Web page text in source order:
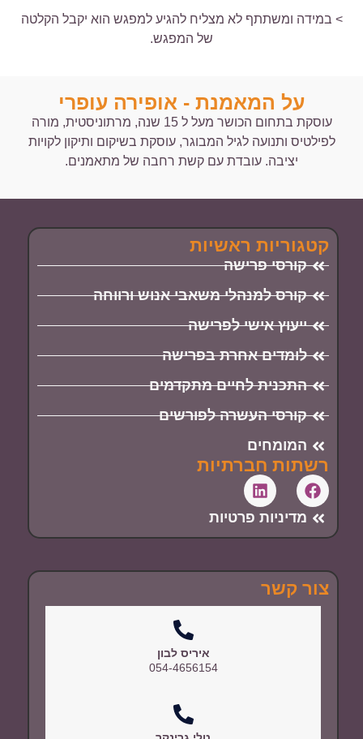
> במידה ומשתתף לא מצליח להגיע למפגש הוא יקבל הקלטה
של המפגש.
על המאמנת - אופירה עופרי
עוסקת בתחום הכושר מעל ל 15 שנה, מרתוניסטית, מורה
לפילטיס ותנועה לגיל המבוגר, עוסקת בשיקום ותיקון לקויות
יציבה. עובדת עם קשת רחבה של מתאמנים.
קטגוריות ראשיות
קורסי פרישה
קורס למנהלי משאבי אנוש ורווחה
ייעוץ אישי לפרישה
לומדים אחרת בפרישה
התכנית לחיים מתקדמים
קורסי העשרה לפורשים
המומחים
רשתות חברתיות
מדיניות פרטיות
צור קשר
איריס לבון
054-4656154